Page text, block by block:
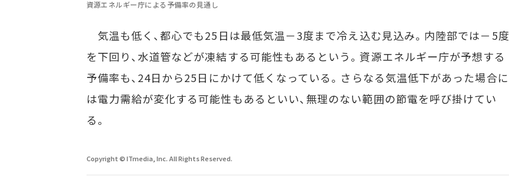
資源エネルギー庁による予備率の見通し
気温も低く、都心でも25日は最低気温－3度まで冷え込む見込み。内陸部では－5度
を下回り、水道管などが凍結する可能性もあるという。資源エネルギー庁が予想する
予備率も、24日から25日にかけて低くなっている。さらなる気温低下があった場合に
は電力需給が変化する可能性もあるといい、無理のない範囲の節電を呼び掛けてい
る。
Copyright © ITmedia, Inc. All Rights Reserved.